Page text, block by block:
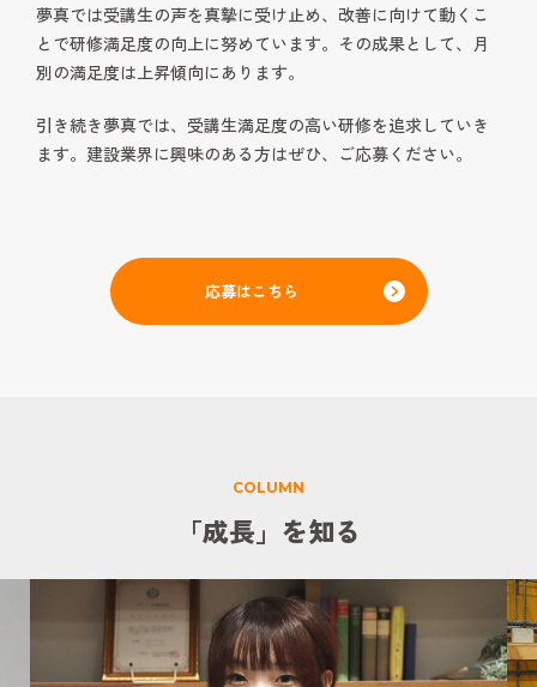
夢真では受講生の声を真摯に受け止め、改善に向けて動くこ
とで研修満足度の向上に努めています。その成果として、月
別の満足度は上昇傾向にあります。
引き続き夢真では、受講生満足度の高い研修を追求していき
ます。建設業界に興味のある方はぜひ、ご応募ください。
応募はこちら
COLUMN
「成長」を知る